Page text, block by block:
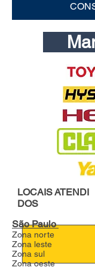
LOCAISATENDI
DOS
São Paulo
Zona norte
Zona leste
Zona sul
Zona oeste